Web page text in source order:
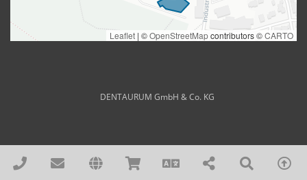
DENTAURUM GmbH & Co. KG